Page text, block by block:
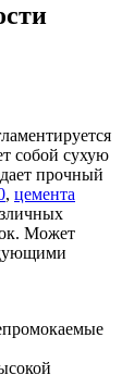
собой сухую
прочный
, цемента
Может